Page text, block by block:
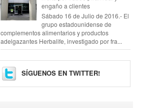
engaño a clientes
Sábado 16 de Julio de 2016.- El
grupo estadounidense de
complementos alimentarios y productos
adelgazantes Herbalife, investigado por fra...
SÍGUENOS EN TWITTER!